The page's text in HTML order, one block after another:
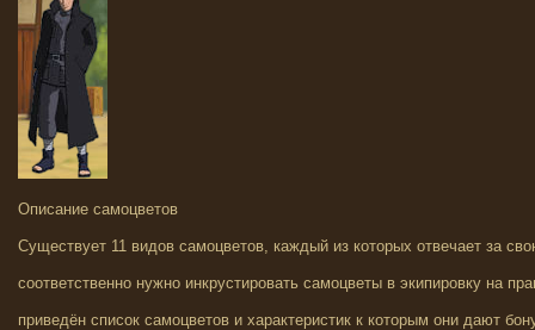
Описание самоцветов
Существует 11 видов самоцветов, каждый из которых отвечает за
соответственно нужно инкрустировать самоцветы в экипировку на
приведён список самоцветов и характеристик к которым они дают